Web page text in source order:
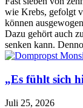
wie Krebs, gefolgt
können
Dazu gehört auch
senken kann.
„Es fühlt sich
Juli 25, 2026